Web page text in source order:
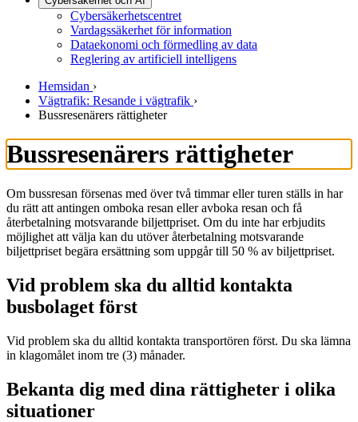
Cybersäkerhetscentret
Vardagssäkerhet för information
Dataekonomi och förmedling av data
Reglering av artificiell intelligens
Hemsidan ›
Vägtrafik: Resande i vägtrafik ›
Bussresenärers rättigheter
Bussresenärers rättigheter
Om bussresan försenas med över två timmar eller turen ställs in har
du rätt att antingen omboka resan eller avboka resan och få
återbetalning motsvarande biljettpriset. Om du inte har erbjudits
möjlighet att välja kan du utöver återbetalning motsvarande
biljettpriset begära ersättning som uppgår till 50 % av biljettpriset.
Vid problem ska du alltid kontakta
busbolaget först
Vid problem ska du alltid kontakta transportören först. Du ska lämna
in klagomålet inom tre (3) månader.
Bekanta dig med dina rättigheter i olika
situationer